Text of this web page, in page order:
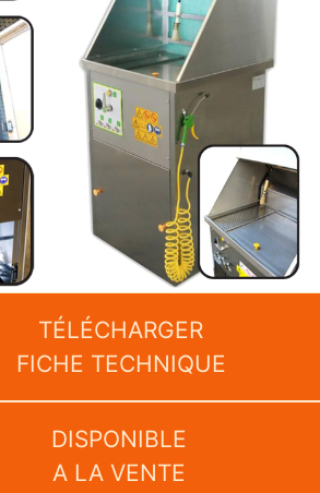
TÉLÉCHARGER
FICHE TECHNIQUE
DISPONIBLE
A LA VENTE